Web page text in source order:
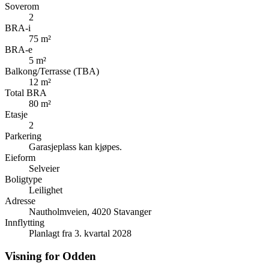
Soverom
2
BRA-i
75 m²
BRA-e
5 m²
Balkong/Terrasse (TBA)
12 m²
Total BRA
80 m²
Etasje
2
Parkering
Garasjeplass kan kjøpes.
Eieform
Selveier
Boligtype
Leilighet
Adresse
Nautholmveien, 4020 Stavanger
Innflytting
Planlagt fra 3. kvartal 2028
Visning for Odden